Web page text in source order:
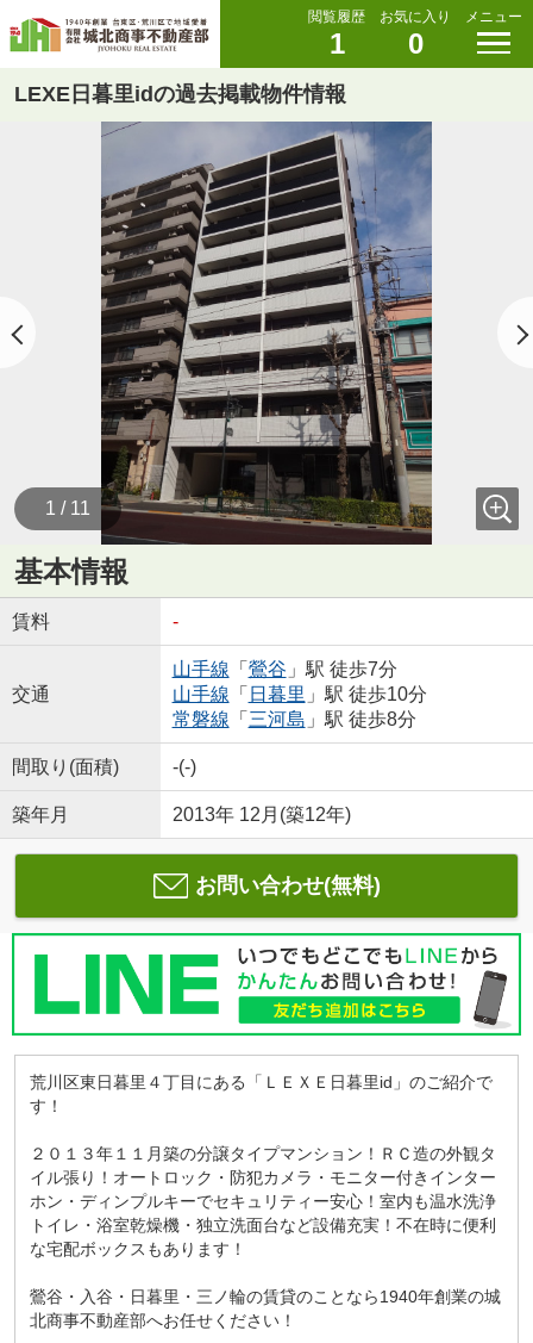
閲覧履歴
1
お気に入り
0
メニュー
LEXE日暮里idの過去掲載物件情報
1 / 11
基本情報
賃料 -
交通
山手線 「 鶯谷 」駅 徒歩7分
山手線 「 日暮里 」駅 徒歩10分
常磐線 「 三河島 」駅 徒歩8分
間取り(面積) -(-)
築年月 2013年 12月(築12年)
お問い合わせ(無料)
荒川区東日暮里４丁目にある「ＬＥＸＥ日暮里id」のご紹介で
す！
２０１３年１１月築の分譲タイプマンション！ＲＣ造の外観タ
イル張り！オートロック・防犯カメラ・モニター付きインター
ホン・ディンプルキーでセキュリティー安心！室内も温水洗浄
トイレ・浴室乾燥機・独立洗面台など設備充実！不在時に便利
な宅配ボックスもあります！
鶯谷・入谷・日暮里・三ノ輪の賃貸のことなら1940年創業の城
北商事不動産部へお任せください！